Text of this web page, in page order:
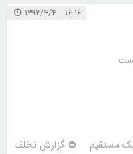
۱۶:۱۶ ۱۳۹۲/۴/۴
مستقیم گزارش تخلف